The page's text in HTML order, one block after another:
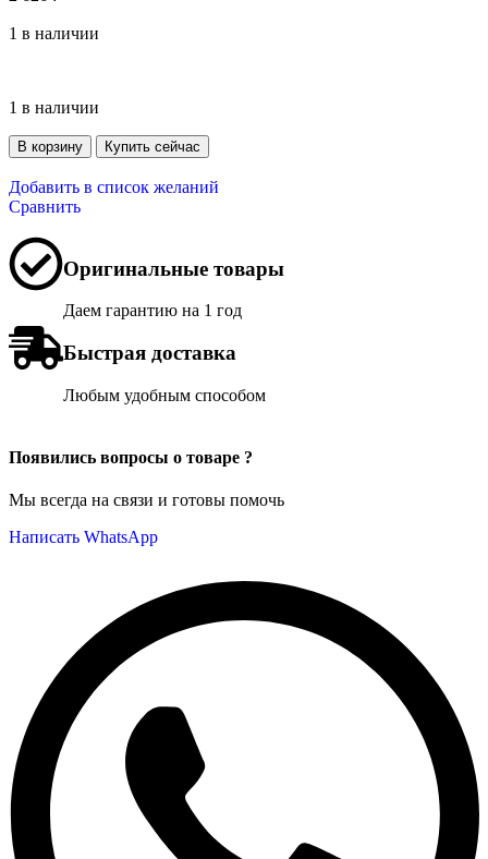
1 в наличии
1 в наличии
В корзину Купить сейчас
Добавить в список желаний
Сравнить
Оригинальные товары
Даем гарантию на 1 год
Быстрая доставка
Любым удобным способом
Появились вопросы о товаре ?
Мы всегда на связи и готовы помочь
Написать WhatsApp